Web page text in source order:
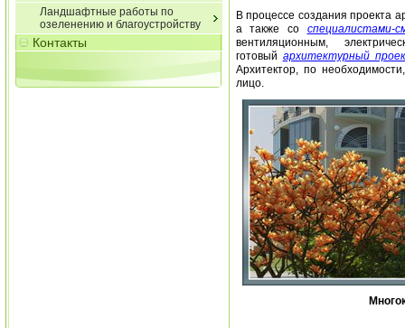
Ландшафтные работы по
озеленению и благоустройству
Контакты
В процессе создания проекта
а также со специалистами-
вентиляционным,
готовый архитектурный
Архитектор, по
лицо.